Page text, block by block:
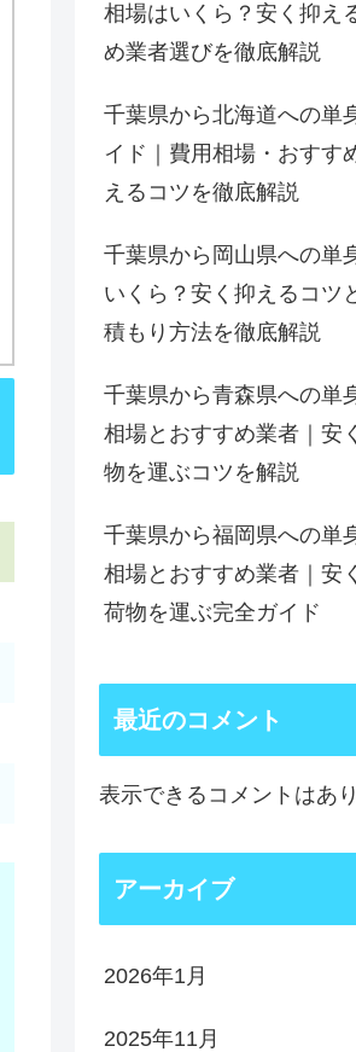
相場はいくら？安く抑え
め業者選びを徹底解説
千葉県から北海道への単
イド｜費用相場・おすす
えるコツを徹底解説
千葉県から岡山県への単
いくら？安く抑えるコツ
積もり方法を徹底解説
千葉県から青森県への単
相場とおすすめ業者｜安
物を運ぶコツを解説
千葉県から福岡県への単
相場とおすすめ業者｜安
荷物を運ぶ完全ガイド
最近のコメント
表示できるコメントはあ
アーカイブ
2026年1月
2025年11月